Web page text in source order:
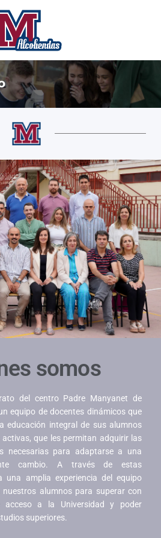
somos
del centro Padre Manyanet de
equipo de docentes dinámicos que
educación integral de sus alumnos
que les permitan adquirir las
necesarias para adaptarse a una
cambio. A través de estas
una amplia experiencia del equipo
alumnos para superar con
a la Universidad y poder
superiores.